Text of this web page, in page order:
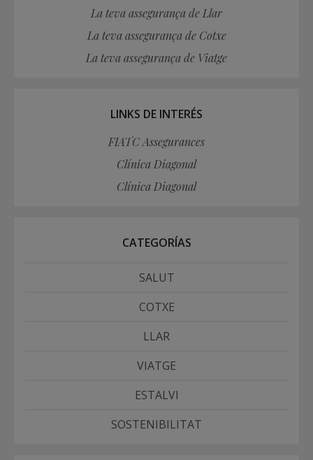
La teva assegurança de Llar
La teva assegurança de Cotxe
La teva assegurança de Viatge
LINKS DE INTERÉS
FIATC Assegurances
Clínica Diagonal
Clínica Diagonal
CATEGORÍAS
SALUT
COTXE
LLAR
VIATGE
ESTALVI
SOSTENIBILITAT